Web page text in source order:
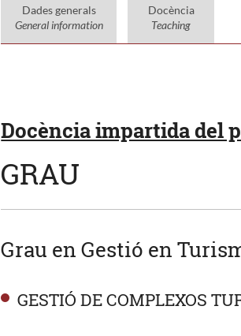
Dades generals
General information
Docència
Teaching
Docència impartida del
GRAU
Grau en Gestió en
GESTIÓ DE COMPLEXOS